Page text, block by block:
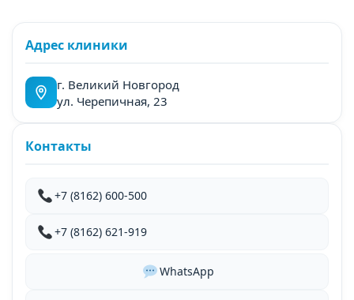
Адрес клиники
г. Великий Новгород
ул. Черепичная, 23
Контакты
+7 (8162) 600-500
+7 (8162) 621-919
WhatsApp